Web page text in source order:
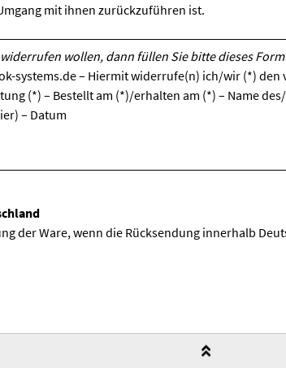
mit ihnen zurückzuführen ist.
wollen, dann füllen Sie bitte dieses
systems.de – Hiermit widerrufe(n) ich/wir (*)
(*) – Bestellt am (*)/erhalten am (*) – Name
– Datum
der Ware, wenn die Rücksendung innerhalb